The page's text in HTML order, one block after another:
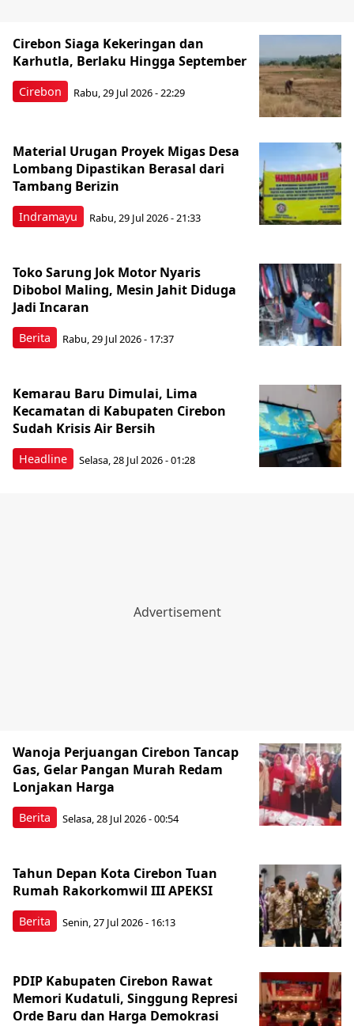
Cirebon
Cirebon Siaga Kekeringan dan
Karhutla, Berlaku Hingga September
Rabu, 29 Jul 2026 - 22:29
Indramayu
Material Urugan Proyek Migas Desa
Lombang Dipastikan Berasal dari
Tambang Berizin
Rabu, 29 Jul 2026 - 21:33
Berita
Toko Sarung Jok Motor Nyaris
Dibobol Maling, Mesin Jahit Diduga
Jadi Incaran
Rabu, 29 Jul 2026 - 17:37
Headline
Kemarau Baru Dimulai, Lima
Kecamatan di Kabupaten Cirebon
Sudah Krisis Air Bersih
Selasa, 28 Jul 2026 - 01:28
Berita
Wanoja Perjuangan Cirebon Tancap
Gas, Gelar Pangan Murah Redam
Lonjakan Harga
Selasa, 28 Jul 2026 - 00:54
Berita
Tahun Depan Kota Cirebon Tuan
Rumah Rakorkomwil III APEKSI
Senin, 27 Jul 2026 - 16:13
PDIP Kabupaten Cirebon Rawat
Memori Kudatuli, Singgung Represi
Orde Baru dan Harga Demokrasi